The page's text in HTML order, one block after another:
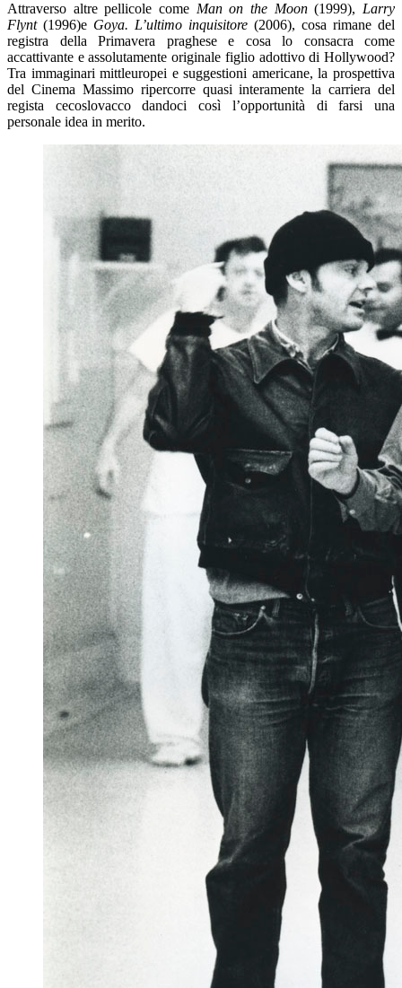
Attraverso altre pellicole come Man on the Moon(1999), Larry
Flynt(1996)e Goya. L’ultimo inquisitore (2006), cosa rimane del
registra della Primavera praghese e cosa lo consacra come
accattivante e assolutamente originale figlio adottivo di Hollywood?
Tra immaginari mittleuropei e suggestioni americane, la prospettiva
del Cinema Massimo ripercorre quasi interamente la carriera del
regista cecoslovacco dandoci così l’opportunità di farsi una
personale idea in merito.